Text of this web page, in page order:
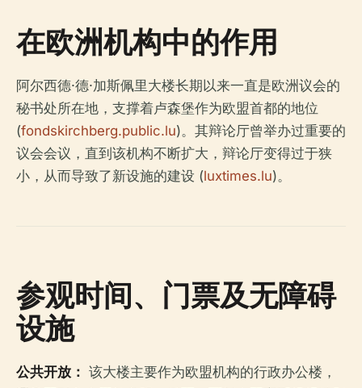
在欧洲机构中的作用
阿尔西德·德·加斯佩里大楼长期以来一直是欧洲议会的
秘书处所在地，支撑着卢森堡作为欧盟首都的地位
(fondskirchberg.public.lu)。其辩论厅曾举办过重要的
议会会议，直到该机构不断扩大，辩论厅变得过于狭
小，从而导致了新设施的建设 (luxtimes.lu)。
参观时间、门票及无障碍
设施
公共开放： 该大楼主要作为欧盟机构的行政办公楼，